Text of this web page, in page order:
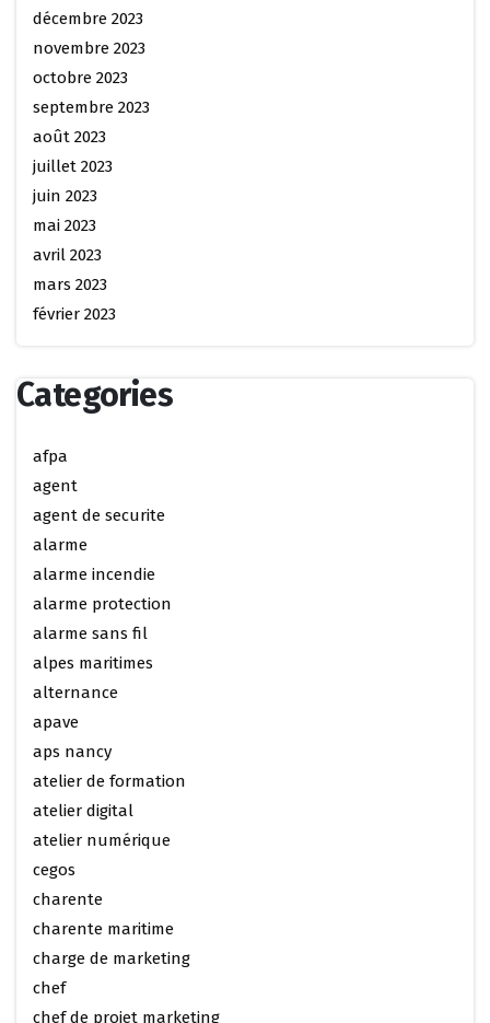
décembre 2023
novembre 2023
octobre 2023
septembre 2023
août 2023
juillet 2023
juin 2023
mai 2023
avril 2023
mars 2023
février 2023
Categories
afpa
agent
agent de securite
alarme
alarme incendie
alarme protection
alarme sans fil
alpes maritimes
alternance
apave
aps nancy
atelier de formation
atelier digital
atelier numérique
cegos
charente
charente maritime
charge de marketing
chef
chef de projet marketing